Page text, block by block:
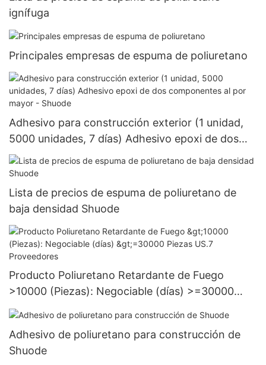
ignífuga
Principales empresas de espuma de poliuretano
Adhesivo para construcción exterior (1 unidad,
5000 unidades, 7 días) Adhesivo epoxi de dos
componentes al por mayor - Shuode
Lista de precios de espuma de poliuretano de
baja densidad Shuode
Producto Poliuretano Retardante de Fuego
>10000 (Piezas): Negociable (días) >=30000
Piezas US.7 Proveedores
Adhesivo de poliuretano para construcción de
Shuode